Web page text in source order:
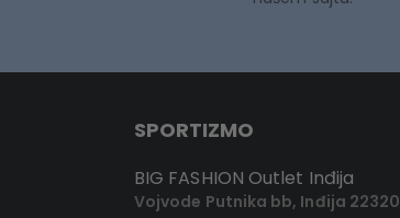
SPORTIZMO
BIG FASHION Outlet Inđija
Vojvode Putnika bb, Inđija 22320